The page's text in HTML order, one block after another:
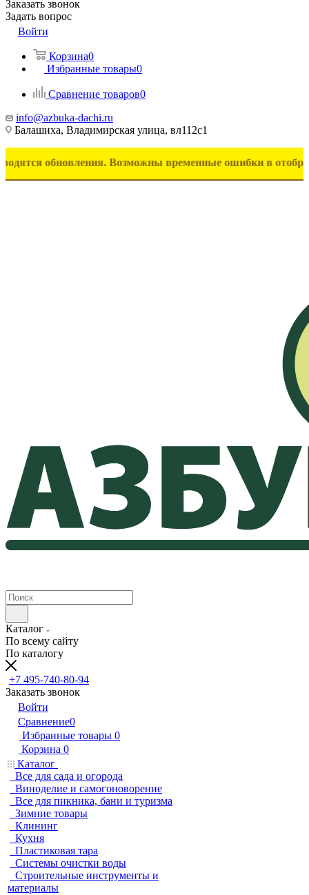
Заказать звонок
Задать вопрос
Войти
Корзина0
Избранные товары0
Сравнение товаров0
info@azbuka-dachi.ru
Балашиха, Владимирская улица, вл112с1
Возможны временные ошибки в отображении
Каталог
По всему сайту
По каталогу
+7 495-740-80-94
Заказать звонок
Войти
Сравнение0
Избранные товары 0
Корзина 0
Каталог
Все для сада и огорода
Виноделие и самогоноворение
Все для пикника, бани и туризма
Зимние товары
Клининг
Кухня
Пластиковая тара
Системы очистки воды
Строительные инструменты и
материалы